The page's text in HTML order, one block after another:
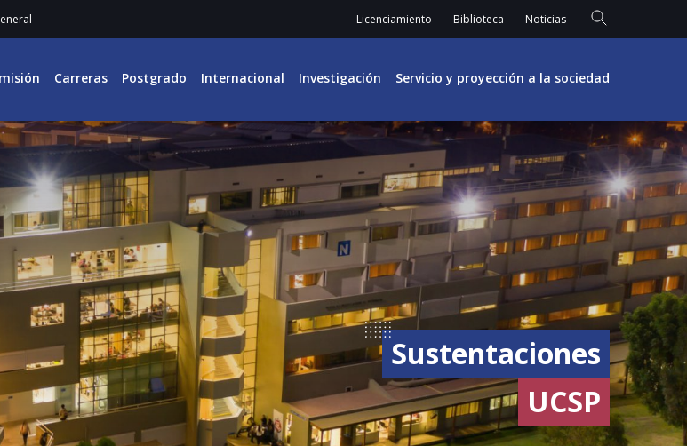
Licenciamiento Biblioteca Noticias
Carreras Postgrado Internacional Investigación Servicio y proyección a la sociedad
Sustentaciones
UCSP